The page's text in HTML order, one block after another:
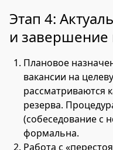
Этап 4:
и завершение
Плановое
вакансии на
рассматриваются
резерва.
(собеседование с
формальна.
Работа с